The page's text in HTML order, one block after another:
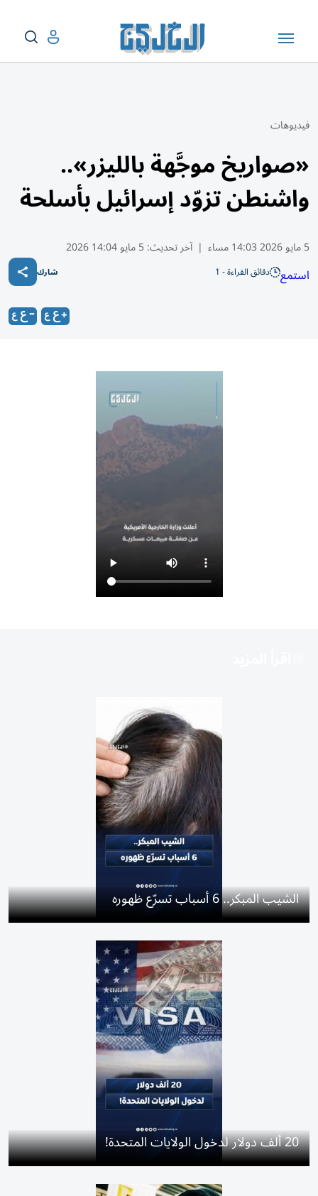
فيديوهات
«صواريخ موجَّهة بالليزر»..
واشنطن تزوّد إسرائيل بأسلحة
5 مايو 2026 14:03 مساء | آخر تحديث:5 مايو 14:04 2026
استمع دقائق القراءة - 1 شارك
الشيب المبكر.. 6 أسباب تسرّع ظهوره
20 ألف دولار لدخول الولايات المتحدة!